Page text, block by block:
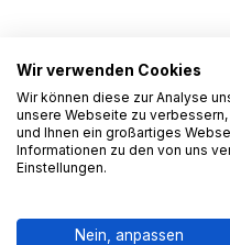
Wir verwenden Cookies
Wir können diese zur Analyse
unsere Webseite zu
und Ihnen ein großartiges
Informationen zu den von uns
Einstellungen.
Nein, anpassen